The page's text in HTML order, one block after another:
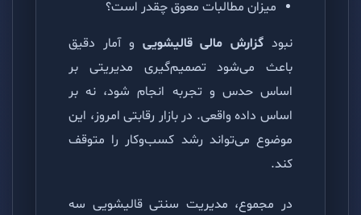
میزان مطالبات معوق چقدر است؟
نبود گزارش مالی قالیشویی و آمار دقیق
باعث می‌شود تصمیم‌گیری مدیریتی بر
اساس حدس و تجربه انجام شود، نه بر
اساس داده واقعی. در بازار رقابتی امروز، این
موضوع می‌تواند رشد کسب‌وکار را متوقف
کند.
در مجموع، مدیریت سنتی قالیشویی سه